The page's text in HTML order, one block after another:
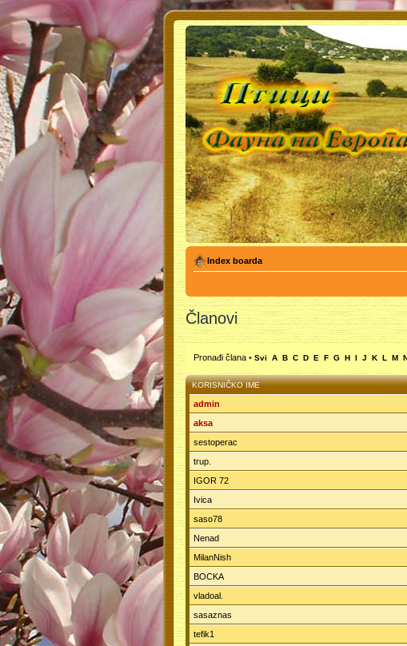
Index boarda
Članovi
Pronađi člana• Svi A B C D E F G H I J K L M
KORISNIČKO IME
admin
aksa
sestoperac
trup.
IGOR 72
Ivica
saso78
Nenad
MilanNish
BOCKA
vladoal.
sasaznas
tefik1